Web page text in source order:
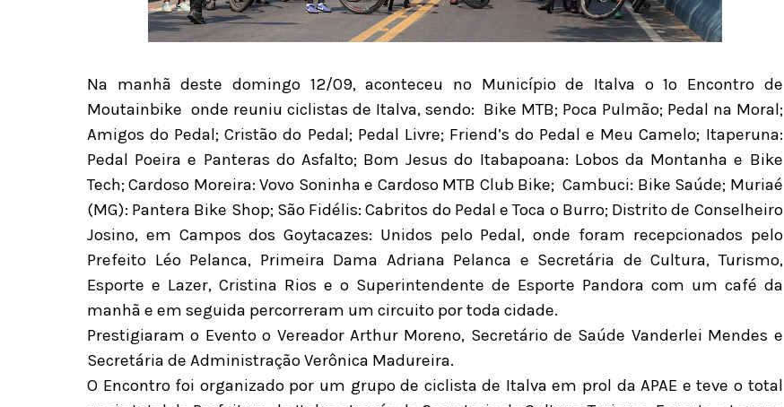
Na manhã deste domingo 12/09, aconteceu no Município de Italva o 1º Encontro de
Moutainbike onde reuniu ciclistas de Italva, sendo: Bike MTB; Poca Pulmão; Pedal na Moral;
Amigos do Pedal; Cristão do Pedal; Pedal Livre; Friend’s do Pedal e Meu Camelo; Itaperuna:
Pedal Poeira e Panteras do Asfalto; Bom Jesus do Itabapoana: Lobos da Montanha e Bike
Tech; Cardoso Moreira: Vovo Soninha e Cardoso MTB Club Bike;Cambuci: Bike Saúde; Muriaé
(MG): Pantera Bike Shop; São Fidélis: Cabritos do Pedal e Toca o Burro; Distrito de Conselheiro
Josino, em Campos dos Goytacazes: Unidos pelo Pedal,onde foram recepcionados pelo
Prefeito Léo Pelanca, Primeira Dama Adriana Pelanca e Secretária de Cultura, Turismo,
Esporte e Lazer, Cristina Rios e o Superintendente de Esporte Pandora com um café da
manhã e em seguida percorreram um circuito por toda cidade.
Prestigiaram o Evento o Vereador Arthur Moreno, Secretário de Saúde Vanderlei Mendes e
Secretária de Administração Verônica Madureira.
O Encontro foi organizado por um grupo de ciclista de Italva em prol da APAE e teve o total